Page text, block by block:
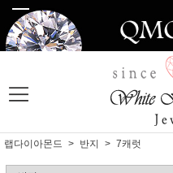
랩다이아몬드 반지 7캐럿